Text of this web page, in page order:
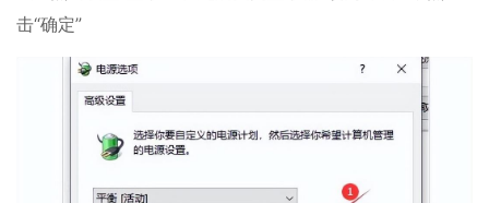
击“确定”